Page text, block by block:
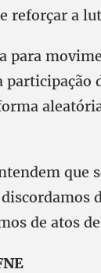
reforçar a
para
participação
que
de atos